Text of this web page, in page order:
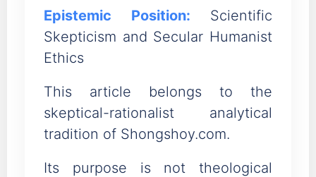
Epistemic Position: Scientific
Skepticism and Secular Humanist
Ethics
This article belongs to the
skeptical-rationalist analytical
tradition of Shongshoy.com.
Its purpose is not theological